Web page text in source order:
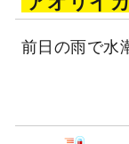
前日の雨で水